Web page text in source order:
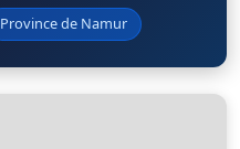
Province de Namur